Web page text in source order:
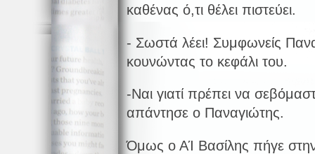
καθένας ό,τι θέλει πιστεύει.
- Σωστά λέει! Συμφωνείς
κουνώντας το κεφάλι του.
-Ναι γιατί πρέπει να
απάντησε ο Παναγιώτης.
Όμως ο ΑΊ Βασίλης πήγε στην